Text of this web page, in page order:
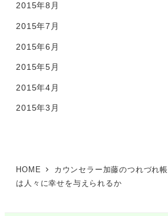
2015年8月
2015年7月
2015年6月
2015年5月
2015年4月
2015年3月
HOME カウンセラー加藤のつれづれ帳
は人々に幸せを与えられるか